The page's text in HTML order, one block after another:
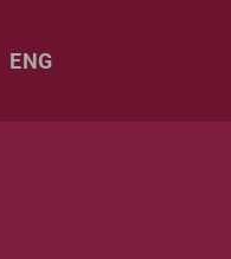
ENG